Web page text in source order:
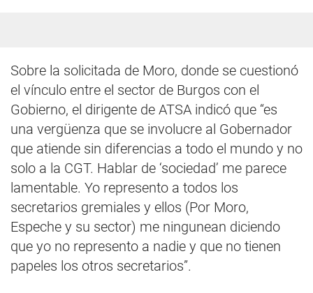
Sobre la solicitada de Moro, donde se cuestionó
el vínculo entre el sector de Burgos con el
Gobierno, el dirigente de ATSA indicó que “es
una vergüenza que se involucre al Gobernador
que atiende sin diferencias a todo el mundo y no
solo a la CGT. Hablar de ‘sociedad’ me parece
lamentable. Yo represento a todos los
secretarios gremiales y ellos (Por Moro,
Espeche y su sector) me ningunean diciendo
que yo no represento a nadie y que no tienen
papeles los otros secretarios”.